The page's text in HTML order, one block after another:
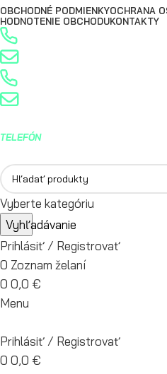
OBCHODNÉ PODMIENKYOCHRANA
HODNOTENIE OBCHODUKONTAKTY
TELEFÓN
Vyberte kategóriu
Vyhľadávanie
Prihlásiť / Registrovať
0 Zoznam želaní
0 0,0 €
Menu
Prihlásiť / Registrovať
0 0,0 €